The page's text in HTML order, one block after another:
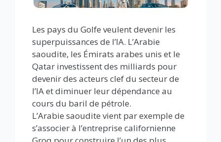
Les pays du Golfe veulent devenir les
superpuissances de l’IA. L’Arabie
saoudite, les Émirats arabes unis et le
Qatar investissent des milliards pour
devenir des acteurs clef du secteur de
l’IA et diminuer leur dépendance au
cours du baril de pétrole.
L’Arabie saoudite vient par exemple de
s’associer à l’entreprise californienne